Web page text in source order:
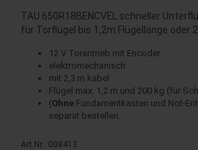
TAU 650R18BENCVEL schneller
für Torflügel bis 1,2m Flügellänge oder
12 V Torantrieb mit Encoder
elektromechanisch
mit 2,3 m kabel
Flügel max. 1,2 m und 200 kg (für
(Ohne Fundamentkasten und Not-
separat bestellen.
Art.Nr.: 008413